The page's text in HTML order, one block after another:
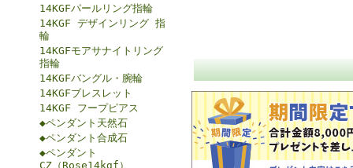
14KGFパールリング指輪
14KGF デザインリング 指
輪
14KGFモアサナイトリング
指輪
14KGFバングル・腕輪
14KGFブレスレット
14KGF フープピアス
◆ペンダント天然石
◆ペンダント合成石
◆ペンダント
CZ（Rose14kgf）